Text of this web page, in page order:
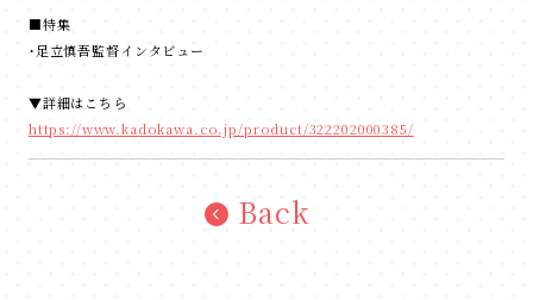
■特集
・足立慎吾監督インタビュー
▼詳細はこちら
https://www.kadokawa.co.jp/product/322202000385/
Back